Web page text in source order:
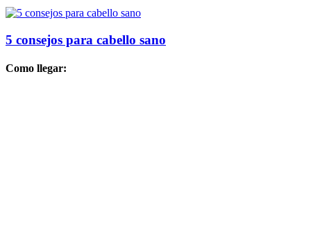
5 consejos para cabello sano
Como llegar: